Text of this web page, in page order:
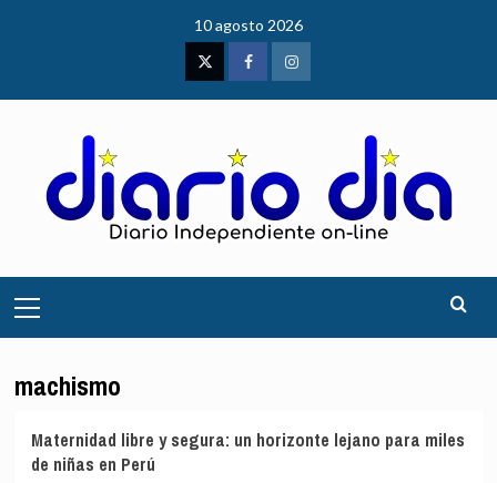
10 agosto 2026
TwitterFacebookInstagram
principal
machismo
Maternidad libre y segura: un horizonte lejano para miles
de niñas en Perú